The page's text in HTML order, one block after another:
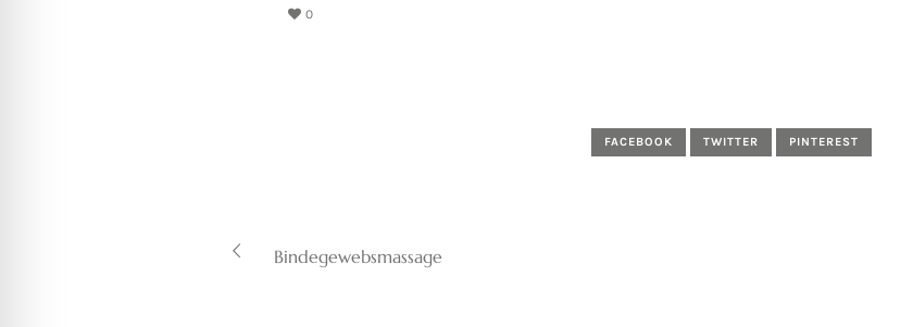
0
FACEBOOK TWITTER PINTEREST
Bindegewebsmassage